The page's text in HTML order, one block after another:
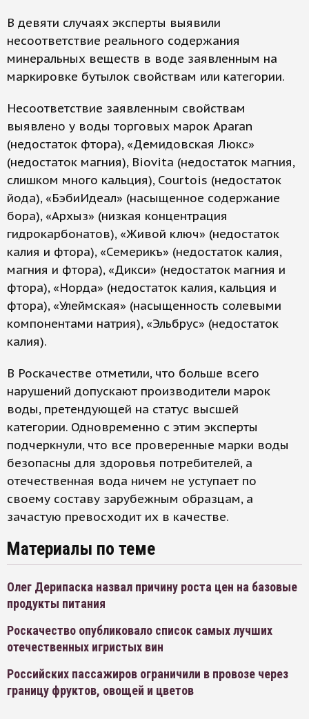
В девяти случаях эксперты выявили
несоответствие реального содержания
минеральных веществ в воде заявленным на
маркировке бутылок свойствам или категории.
Несоответствие заявленным свойствам
выявлено у воды торговых марок Aparan
(недостаток фтора), «Демидовская Люкс»
(недостаток магния), Biovita (недостаток магния,
слишком много кальция), Courtois (недостаток
йода), «БэбиИдеал» (насыщенное содержание
бора), «Архыз» (низкая концентрация
гидрокарбонатов), «Живой ключ» (недостаток
калия и фтора), «Семерикъ» (недостаток калия,
магния и фтора), «Дикси» (недостаток магния и
фтора), «Норда» (недостаток калия, кальция и
фтора), «Улеймская» (насыщенность солевыми
компонентами натрия), «Эльбрус» (недостаток
калия).
В Роскачестве отметили, что больше всего
нарушений допускают производители марок
воды, претендующей на статус высшей
категории. Одновременно с этим эксперты
подчеркнули, что все проверенные марки воды
безопасны для здоровья потребителей, а
отечественная вода ничем не уступает по
своему составу зарубежным образцам, а
зачастую превосходит их в качестве.
Материалы по теме
Олег Дерипаска назвал причину роста цен на базовые
продукты питания
Роскачество опубликовало список самых лучших
отечественных игристых вин
Российских пассажиров ограничили в провозе через
границу фруктов, овощей и цветов